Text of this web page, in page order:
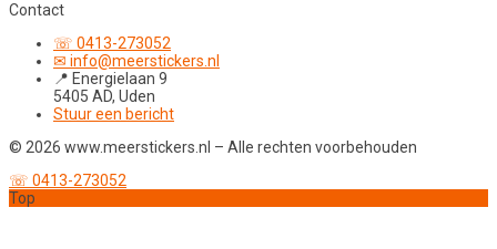
Contact
☏ 0413-273052
✉ info@meerstickers.nl
📍 Energielaan 9
5405 AD, Uden
Stuur een bericht
© 2026 www.meerstickers.nl – Alle rechten voorbehouden
☏ 0413-273052
Top